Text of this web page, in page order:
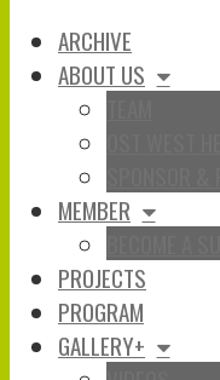
ARCHIVE
ABOUT US
MEMBER
PROJECTS
PROGRAM
GALLERY+